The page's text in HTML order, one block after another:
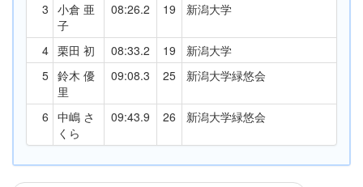
3 小倉 亜
子
08:26.2 19 新潟大学
4 栗田 初 08:33.2 19
新潟大学
5 鈴木 優
里
09:08.3 25 新潟大学緑悠会
6 中嶋 さ
くら
09:43.9 26 新潟大学緑悠会